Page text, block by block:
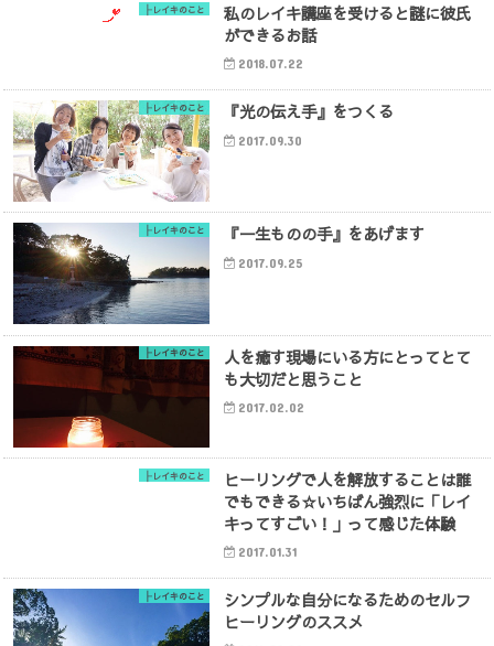
├レイキのこと
私のレイキ講座を受けると謎に彼氏
ができるお話
2018.07.22
├レイキのこと 『光の伝え手』をつくる
2017.09.30
├レイキのこと 『一生ものの手』をあげます
2017.09.25
├レイキのこと
人を癒す現場にいる方にとってとて
も大切だと思うこと
2017.02.02
├レイキのこと
ヒーリングで人を解放することは誰
でもできる☆いちばん強烈に「レイ
キってすごい！」って感じた体験
2017.01.31
├レイキのこと
シンプルな自分になるためのセルフ
ヒーリングのススメ